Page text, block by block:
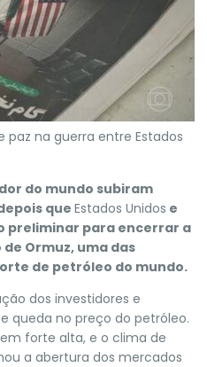
na guerra entre Estados
do mundo subiram
que Estados Unidos e
preliminar para encerrar a
Ormuz, uma das
de petróleo do mundo.
dos investidores e
queda no preço do petróleo.
forte alta, e o clima de
a abertura dos mercados